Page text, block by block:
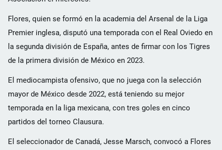
Flores, quien se formó en la academia del Arsenal de la Liga
Premier inglesa, disputó una temporada con el Real Oviedo en
la segunda división de España, antes de firmar con los Tigres
de la primera división de México en 2023.
El mediocampista ofensivo, que no juega con la selección
mayor de México desde 2022, está teniendo su mejor
temporada en la liga mexicana, con tres goles en cinco
partidos del torneo Clausura.
El seleccionador de Canadá, Jesse Marsch, convocó a Flores